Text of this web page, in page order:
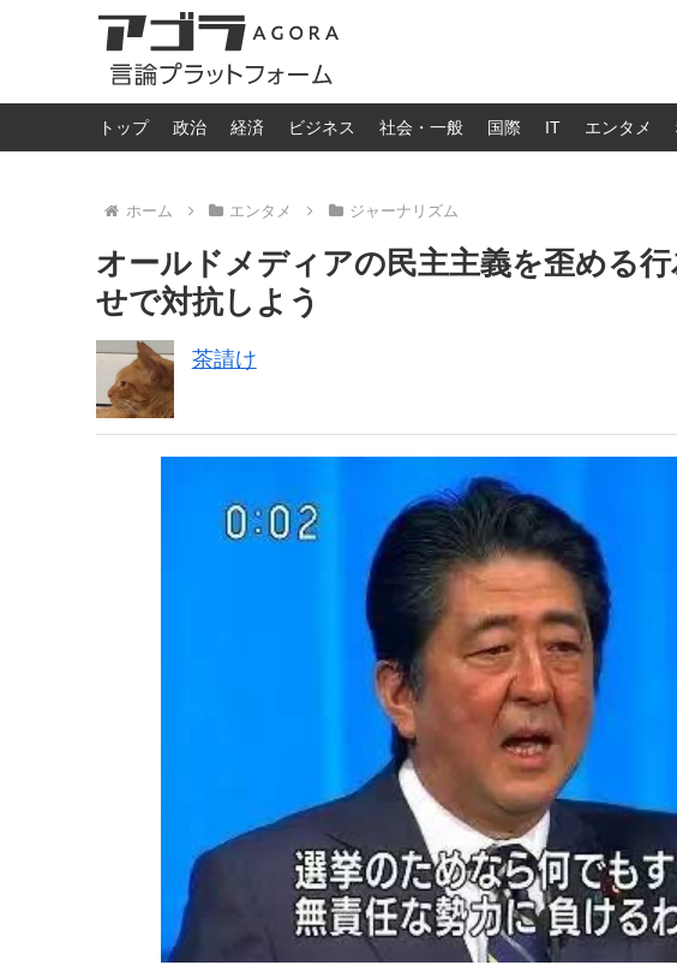
トップ 政治 経済 ビジネス 社会・一般 国際 IT エンタメ
ホーム エンタメ ジャーナリズム
オールドメディアの民主主義を歪める
せで対抗しよう
茶請け